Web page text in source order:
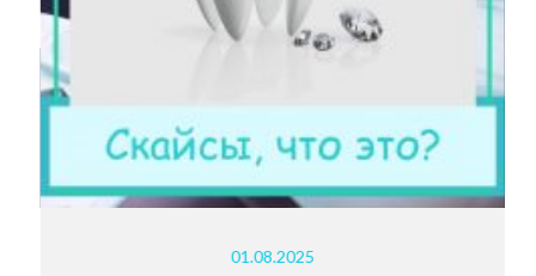
01.08.2025